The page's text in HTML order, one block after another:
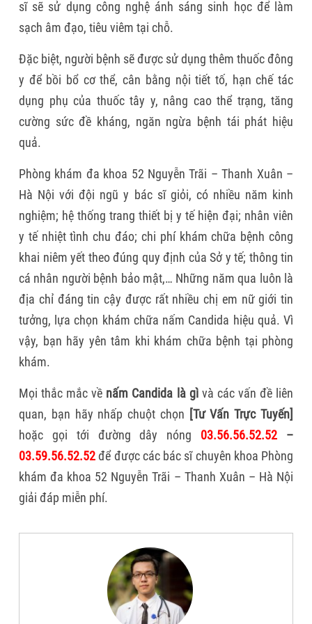
sĩ sẽ sử dụng công nghệ ánh sáng sinh học để làm
sạch âm đạo, tiêu viêm tại chỗ.
Đặc biệt, người bệnh sẽ được sử dụng thêm thuốc đông
y để bồi bổ cơ thể, cân bằng nội tiết tố, hạn chế tác
dụng phụ của thuốc tây y, nâng cao thể trạng, tăng
cường sức đề kháng, ngăn ngừa bệnh tái phát hiệu
quả.
Phòng khám đa khoa 52 Nguyễn Trãi – Thanh Xuân –
Hà Nội với đội ngũ y bác sĩ giỏi, có nhiều năm kinh
nghiệm; hệ thống trang thiết bị y tế hiện đại; nhân viên
y tế nhiệt tình chu đáo; chi phí khám chữa bệnh công
khai niêm yết theo đúng quy định của Sở y tế; thông tin
cá nhân người bệnh bảo mật,… Những năm qua luôn là
địa chỉ đáng tin cậy được rất nhiều chị em nữ giới tin
tưởng, lựa chọn khám chữa nấm Candida hiệu quả. Vì
vậy, bạn hãy yên tâm khi khám chữa bệnh tại phòng
khám.
Mọi thắc mắc về nấm Candida là gìvà các vấn đề liên
quan, bạn hãy nhấp chuột chọn [Tư Vấn Trực Tuyến]
hoặc gọi tới đường dây nóng 03.56.56.52.52 –
03.59.56.52.52để được các bác sĩ chuyên khoa Phòng
khám đa khoa 52 Nguyễn Trãi – Thanh Xuân – Hà Nội
giải đáp miễn phí.